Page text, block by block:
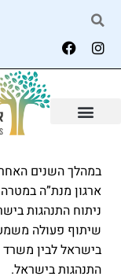
במהלך השנים
ארגון מנת”ה
ניתוח התנהגות
שיתוף פעולה
בישראל לבין משרד
התנהגות בישראל.